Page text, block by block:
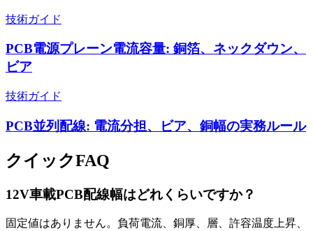
技術ガイド
PCB電源プレーン電流容量: 銅箔、ネックダウン、
ビア
技術ガイド
PCB並列配線: 電流分担、ビア、銅幅の実務ルール
クイックFAQ
12V車載PCB配線幅はどれくらいですか？
固定値はありません。負荷電流、銅厚、層、許容温度上昇、